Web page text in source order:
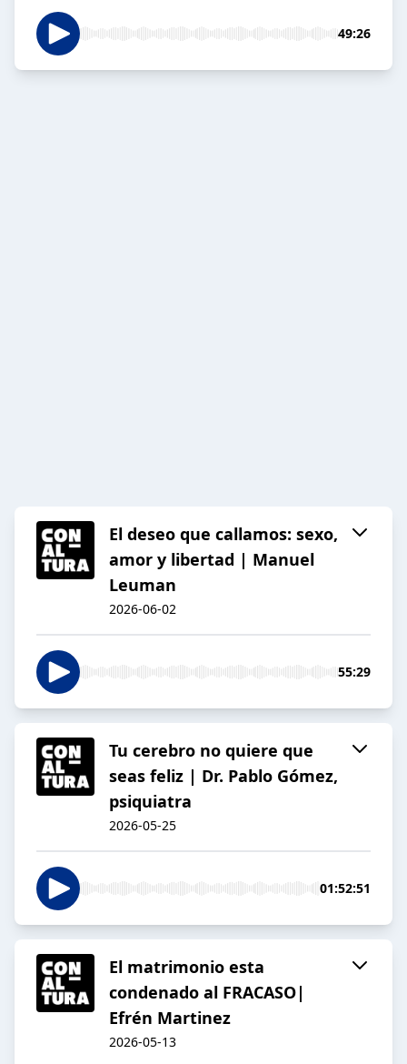
49:26
El deseo que callamos: sexo,
amor y libertad | Manuel
Leuman
2026-06-02
55:29
Tu cerebro no quiere que
seas feliz | Dr. Pablo Gómez,
psiquiatra
2026-05-25
01:52:51
El matrimonio esta
condenado al FRACASO|
Efrén Martinez
2026-05-13